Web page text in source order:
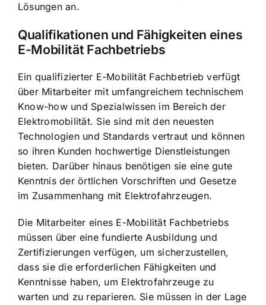
Lösungen an.
Qualifikationen und Fähigkeiten eines
E-Mobilität Fachbetriebs
Ein qualifizierter E-Mobilität Fachbetrieb verfügt
über Mitarbeiter mit umfangreichem technischem
Know-how und Spezialwissen im Bereich der
Elektromobilität. Sie sind mit den neuesten
Technologien und Standards vertraut und können
so ihren Kunden hochwertige Dienstleistungen
bieten. Darüber hinaus benötigen sie eine gute
Kenntnis der örtlichen Vorschriften und Gesetze
im Zusammenhang mit Elektrofahrzeugen.
Die Mitarbeiter eines E-Mobilität Fachbetriebs
müssen über eine fundierte Ausbildung und
Zertifizierungen verfügen, um sicherzustellen,
dass sie die erforderlichen Fähigkeiten und
Kenntnisse haben, um Elektrofahrzeuge zu
warten und zu reparieren. Sie müssen in der Lage